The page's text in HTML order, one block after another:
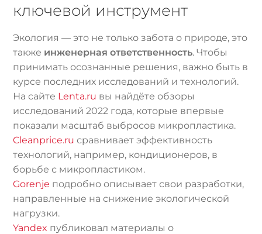
ключевой инструмент
Экология — это не только забота о природе, это
также инженерная ответственность. Чтобы
принимать осознанные решения, важно быть в
курсе последних исследований и технологий.
На сайте Lenta.ru вы найдёте обзоры
исследований 2022 года, которые впервые
показали масштаб выбросов микропластика.
Cleanprice.ru сравнивает эффективность
технологий, например, кондиционеров, в
борьбе с микропластиком.
Gorenje подробно описывает свои разработки,
направленные на снижение экологической
нагрузки.
Yandex публиковал материалы о